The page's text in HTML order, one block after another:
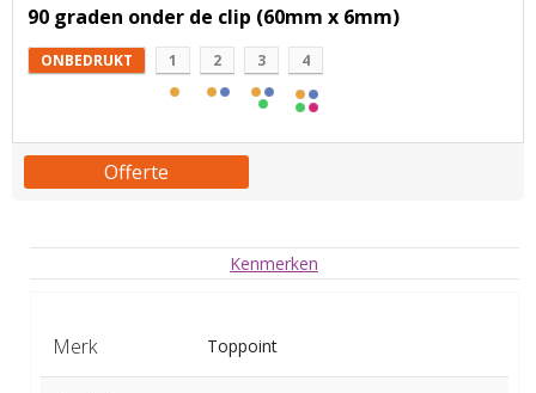
90 graden onder de clip (60mm x 6mm)
ONBEDRUKT 1 2 3 4
Offerte
Kenmerken
Merk Toppoint